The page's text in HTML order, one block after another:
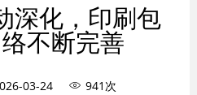
深化，印刷包
不断完善
03-24  941次